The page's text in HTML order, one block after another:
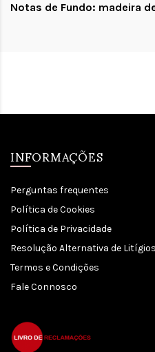
Notas de Fundo: madeira
INFORMAÇÕES
Perguntas frequentes
Política de Cookies
Política de Privacidade
Resolução Alternativa de
Termos e Condições
Fale Connosco